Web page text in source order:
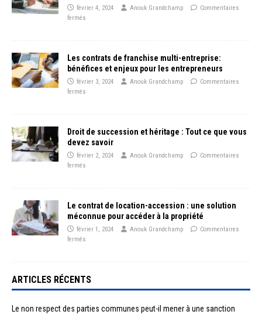
février 4, 2024 Anouk Grandchamp
Commentaires
fermés
Les contrats de franchise multi-entreprise:
bénéfices et enjeux pour les entrepreneurs
février 3, 2024 Anouk Grandchamp
Commentaires
fermés
Droit de succession et héritage : Tout ce que vous
devez savoir
février 2, 2024 Anouk Grandchamp
Commentaires
fermés
Le contrat de location-accession : une solution
méconnue pour accéder à la propriété
février 1, 2024 Anouk Grandchamp
Commentaires
fermés
ARTICLES RÉCENTS
Le non respect des parties communes peut-il mener à une sanction